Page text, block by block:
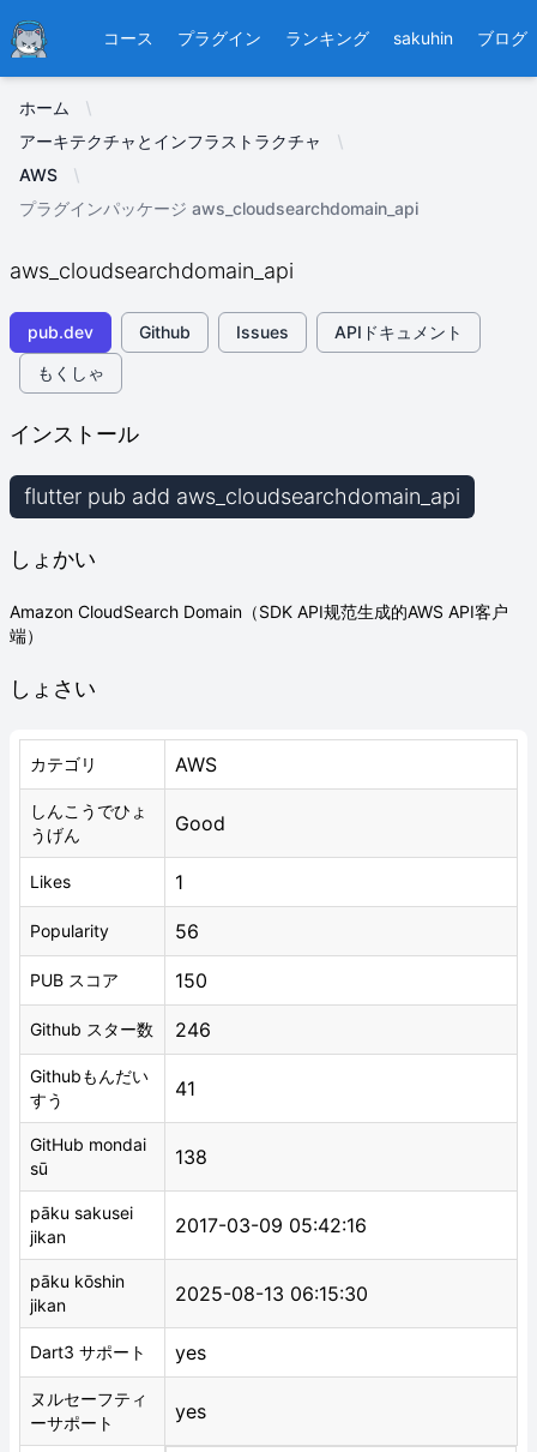
Ducafecat コース プラグイン ランキング sakuhin ブログ
ホーム
アーキテクチャとインフラストラクチャ
AWS
プラグインパッケージ aws_cloudsearchdomain_api
aws_cloudsearchdomain_api
pub.dev Github Issues
APIドキュメント
もくしゃ
インストール
flutter pub add aws_cloudsearchdomain_api
しょかい
Amazon CloudSearch Domain（SDK API规范生成的AWS API客户
端）
しょさい
カテゴリ AWS
しんこうでひょ
うげん
Good
Likes 1
Popularity 56
PUB スコア 150
Github スター数 246
Githubもんだい
すう
41
GitHub mondai
sū
138
pāku sakusei
jikan
2017-03-09 05:42:16
pāku kōshin
jikan
2025-08-13 06:15:30
Dart3 サポート yes
ヌルセーフティ
ーサポート
yes